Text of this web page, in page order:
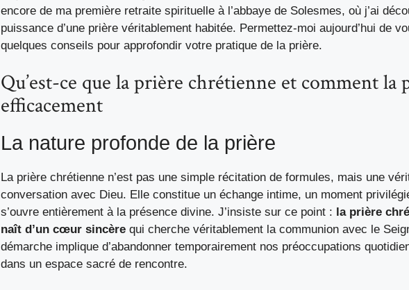
encore de ma première retraite spirituelle à l’abbaye de Solesmes, où j’ai
puissance d’une prière véritablement habitée. Permettez-moi aujourd’hui de
quelques conseils pour approfondir votre pratique de la prière.
Qu’est-ce que la prière chrétienne et comment la
efficacement
La nature profonde de la prière
La prière chrétienne n’est pas une simple récitation de formules, mais une
conversation avec Dieu. Elle constitue un échange intime, un moment
s’ouvre entièrement à la présence divine. J’insiste sur ce point : la prière
naît d’un cœur sincère qui cherche véritablement la communion avec le
démarche implique d’abandonner temporairement nos préoccupations
dans un espace sacré de rencontre.